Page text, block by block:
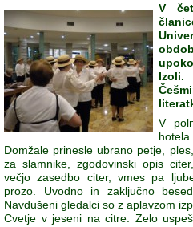
V
Izoli.
V
Domžale prinesle ubrano petje,
za slamnike, zgodovinski opis
večjo zasedbo citer, vmes pa
prozo. Uvodno in zaključno
Navdušeni gledalci so z aplavzom
Cvetje v jeseni na citre. Zelo